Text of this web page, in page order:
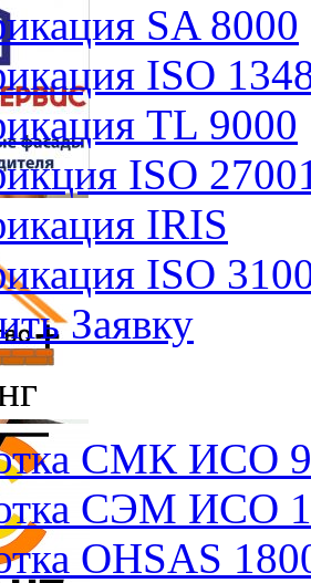
SA 8000
ISO
TL 9000
ISO
IRIS
ISO
Заявку
СМК ИСО
СЭМ ИСО
OHSAS